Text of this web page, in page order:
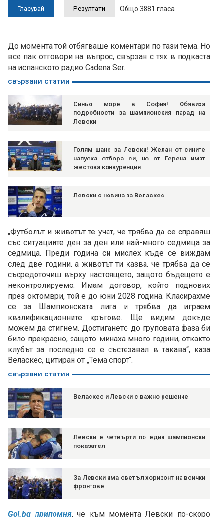
Общо 3881 гласа
До момента той отбягваше коментари по тази тема. Но
все пак отговори на въпрос, свързан с тях в подкаста
на испанското радио Cadena Ser.
свързани статии
Синьо море в София! Обявиха
подробности за шампионския парад на
Левски
Голям шанс за Левски! Желан от сините
напуска отбора си, но от Герена имат
жестока конкуренция
Левски с новина за Веласкес
„Футболът и животът те учат, че трябва да се справяш
със ситуациите ден за ден или най-много седмица за
седмица. Преди година си мислех къде се виждам
след две години, а животът ти казва, че трябва да се
съсредоточиш върху настоящето, защото бъдещето е
неконтролируемо. Имам договор, който поднових
през октомври, той е до юни 2028 година. Класирахме
се за Шампионската лига и трябва да играем
квалификационните кръгове. Ще видим докъде
можем да стигнем. Достигането до груповата фаза би
било прекрасно, защото минаха много години, откакто
клубът за последно се е състезавал в такава“, каза
Веласкес, цитиран от „Тема спорт“.
свързани статии
Веласкес и Левски с важно решение
Левски е четвърти по един шампионски
показател
За Левски има светъл хоризонт на всички
фронтове
Gol.bg припомня, че към момента Левски по-скоро